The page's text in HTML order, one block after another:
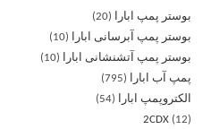
بوستر پمپ ابارا
20
بوستر پمپ آبرسانی ابارا
10
بوستر پمپ آتشنشانی ابارا
10
پمپ آب ابارا
795
الکتروپمپ ابارا
54
2CDX
12